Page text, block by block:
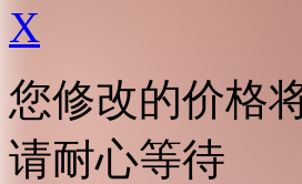
X
您修改的价格
请耐心等待